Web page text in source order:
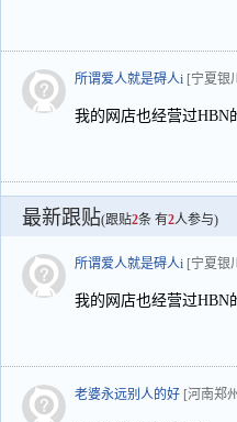
所谓爱人就是碍人i [宁夏银
我的网店也经营过HBN
最新跟贴(跟贴2条 有2人参与)
所谓爱人就是碍人i [宁夏银
我的网店也经营过HBN
老婆永远别人的好 [河南郑